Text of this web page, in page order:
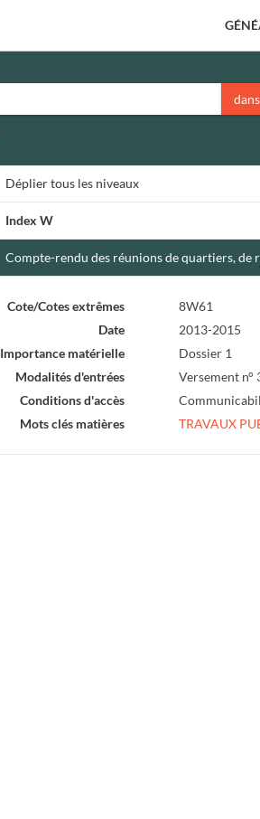
Dépliertous les niveaux
Index W
Compte-rendu des réunions de quartiers,
Cote/Cotes extrêmes
8W61
Date
2013-2015
Importance matérielle
Dossier 1
Modalités d'entrées
Versement n°
Conditions d'accès
Mots clés matières
TRAVAUX